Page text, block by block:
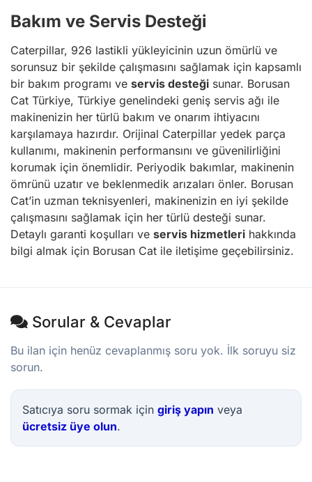
Bakım ve Servis Desteği
Caterpillar, 926 lastikli yükleyicinin uzun ömürlü ve
sorunsuz bir şekilde çalışmasını sağlamak için kapsamlı
bir bakım programı ve servis desteği sunar. Borusan
Cat Türkiye, Türkiye genelindeki geniş servis ağı ile
makinenizin her türlü bakım ve onarım ihtiyacını
karşılamaya hazırdır. Orijinal Caterpillar yedek parça
kullanımı, makinenin performansını ve güvenilirliğini
korumak için önemlidir. Periyodik bakımlar, makinenin
ömrünü uzatır ve beklenmedik arızaları önler. Borusan
Cat’in uzman teknisyenleri, makinenizin en iyi şekilde
çalışmasını sağlamak için her türlü desteği sunar.
Detaylı garanti koşulları ve servis hizmetleri hakkında
bilgi almak için Borusan Cat ile iletişime geçebilirsiniz.
Sorular & Cevaplar
Bu ilan için henüz cevaplanmış soru yok. İlk soruyu siz
sorun.
Satıcıya soru sormak için giriş yapın veya
ücretsiz üye olun.